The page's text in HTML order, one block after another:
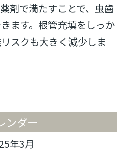
剤で満たすことで、虫歯
ます。根管充填をしっか
スクも大きく減少しま
ンダー
年3月